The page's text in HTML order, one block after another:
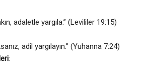
adaletle yargıla.” (Levililer 19:15)
adil yargılayın.” (Yuhanna 7:24)
: